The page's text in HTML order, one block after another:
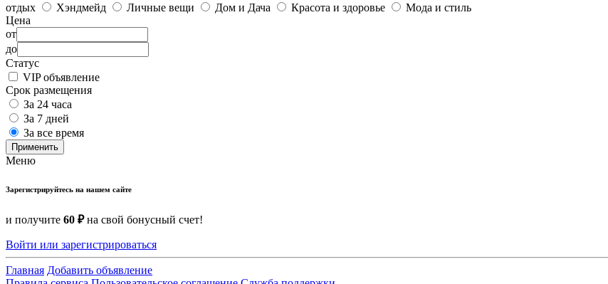
отдых
Хэндмейд Личные вещи Дом и Дача Красота и здоровье
Мода и стиль
Цена
от
до
Статус
VIP объявление
Срок размещения
За 24 часа
За 7 дней
За все время
Применить
Меню
Зарегистрируйтесь на нашем сайте
и получите 60 ₽на свой бонусный счет!
Войти или зарегистрироваться
Главная Добавить объявление